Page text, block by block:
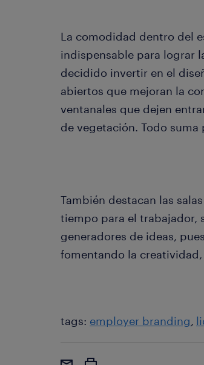
La comodidad dentro del
indispensable para lograr
decidido invertir en el
abiertos que mejoran la
ventanales que dejen
de vegetación. Todo
También destacan las
tiempo para el trabajador,
generadores de ideas,
fomentando la
tags: employer branding